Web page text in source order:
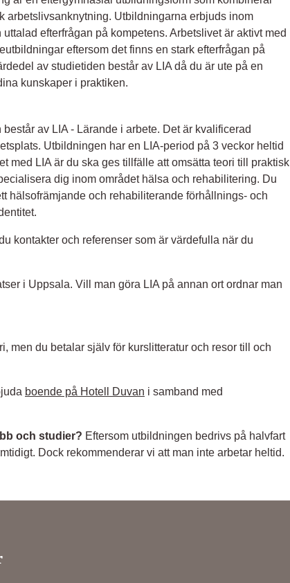
arbetslivsanknytning. Utbildningarna erbjuds inom
efterfrågan på kompetens. Arbetslivet är aktivt med
eftersom det finns en stark efterfrågan på
av studietiden består av LIA då du är ute på en
kunskaper i praktiken.
av LIA - Lärande i arbete. Det är kvalificerad
Utbildningen har en LIA-period på 3 veckor heltid
med LIA är du ska ges tillfälle att omsätta teori till praktisk
dig inom området hälsa och rehabilitering. Du
hälsofrämjande och rehabiliterande förhållnings- och
kontakter och referenser som är värdefulla när du
i Uppsala. Vill man göra LIA på annan ort ordnar man
men du betalar själv för kurslitteratur och resor till och
boende på Hotell Duvan i samband med
och studier? Eftersom utbildningen bedrivs på halvfart
Dock rekommenderar vi att man inte arbetar heltid.